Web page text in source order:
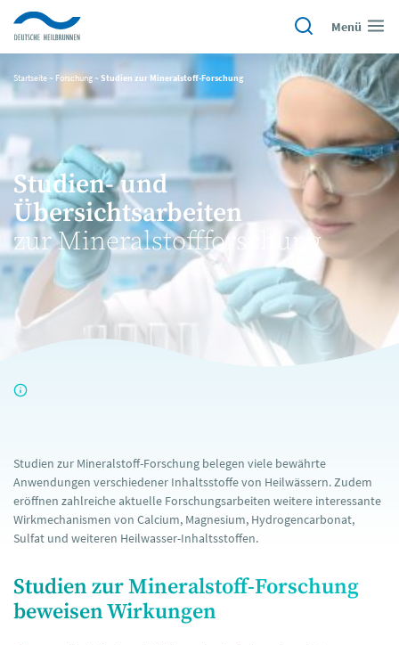
Menü
Startseite~ Forschung~ Studien zur Mineralstoff-Forschung
Studien- und
Übersichtsarbeiten
zur Mineralstoffforschung
Studien zur Mineralstoff-Forschung belegen viele bewährte
Anwendungen verschiedener Inhaltsstoffe von Heilwässern. Zudem
eröffnen zahlreiche aktuelle Forschungsarbeiten weitere interessante
Wirkmechanismen von Calcium, Magnesium, Hydrogencarbonat,
Sulfat und weiteren Heilwasser-Inhaltsstoffen.
Studien zur Mineralstoff-Forschung
beweisen Wirkungen